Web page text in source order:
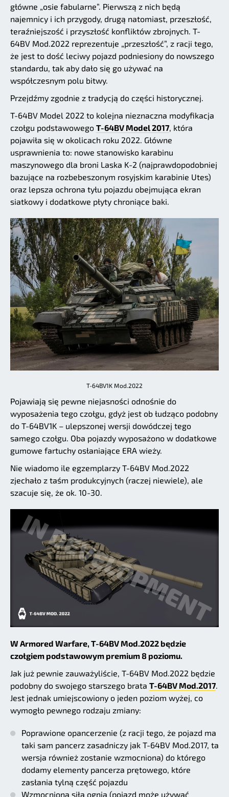
główne „osie fabularne”. Pierwszą z nich będą
najemnicy i ich przygody, drugą natomiast, przeszłość,
teraźniejszość i przyszłość konfliktów zbrojnych. T-
64BV Mod.2022 reprezentuje „przeszłość”, z racji tego,
że jest to dość leciwy pojazd podniesiony do nowszego
standardu, tak aby dało się go używać na
współczesnym polu bitwy.
Przejdźmy zgodnie z tradycją do części historycznej.
T-64BV Model 2022 to kolejna nieznaczna modyfikacja
czołgu podstawowego T-64BV Model 2017, która
pojawiła się w okolicach roku 2022. Główne
usprawnienia to: nowe stanowisko karabinu
maszynowego dla broni Laska K-2 (najprawdopodobniej
bazujące na rozbebeszonym rosyjskim karabinie Utes)
oraz lepsza ochrona tyłu pojazdu obejmująca ekran
siatkowy i dodatkowe płyty chroniące baki.
T-64BV1K Mod.2022
Pojawiają się pewne niejasności odnośnie do
wyposażenia tego czołgu, gdyż jest ob łudząco podobny
do T-64BV1K – ulepszonej wersji dowódczej tego
samego czołgu. Oba pojazdy wyposażono w dodatkowe
gumowe fartuchy osłaniające ERA wieży.
Nie wiadomo ile egzemplarzy T-64BV Mod.2022
zjechało z taśm produkcyjnych (raczej niewiele), ale
szacuje się, że ok. 10-30.
W Armored Warfare, T-64BV Mod.2022 będzie
czołgiem podstawowym premium 8 poziomu.
Jak już pewnie zauważyliście, T-64BV Mod.2022 będzie
podobny do swojego starszego brata T-64BV Mod.2017.
Jest jednak umiejscowiony o jeden poziom wyżej, co
wymogło pewnego rodzaju zmiany:
Poprawione opancerzenie (z racji tego, że pojazd ma
taki sam pancerz zasadniczy jak T-64BV Mod.2017, ta
wersja również zostanie wzmocniona) do którego
dodamy elementy pancerza prętowego, które
zasłania tylną część pojazdu
Wzmocniona siła ognia (pojazd może używać